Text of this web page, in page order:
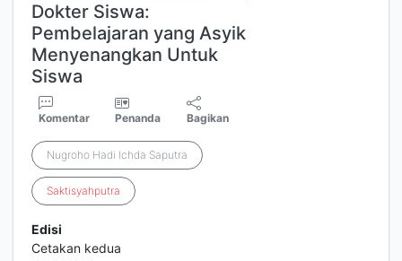
Dokter Siswa:
Pembelajaran yang Asyik
Menyenangkan Untuk
Siswa
Komentar Penanda Bagikan
Nugroho Hadi Ichda Saputra
Saktisyahputra
Edisi
Cetakan kedua